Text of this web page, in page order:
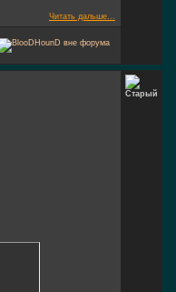
Читать дальше...